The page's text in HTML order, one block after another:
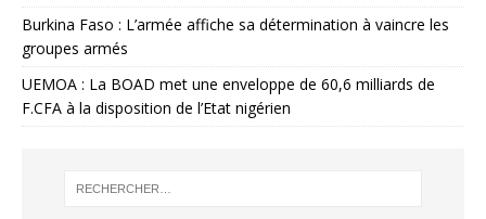
Burkina Faso : L’armée affiche sa détermination à vaincre les
groupes armés
UEMOA : La BOAD met une enveloppe de 60,6 milliards de
F.CFA à la disposition de l’Etat nigérien